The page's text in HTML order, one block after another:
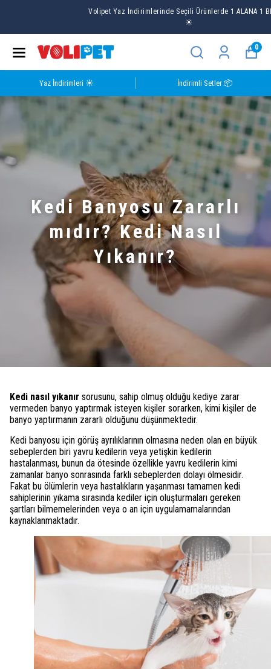
Volipet Yaz İndirimlerinde Seçili Ürünlerde 1 ALANA 1 BEDAVA
0
Yaz İndirimleri ☀️ İndirimli Setler 📦
Kedi Banyosu Zararlı
mıdır? Kedi Nasıl
Yıkanır?
Kedi nasıl yıkanır sorusunu, sahip olmuş olduğu kediye zarar
vermeden banyo yaptırmak isteyen kişiler sorarken, kimi kişiler de
banyo yaptırmanın zararlı olduğunu düşünmektedir.
Kedi banyosu için görüş ayrılıklarının olmasına neden olan en büyük
sebeplerden biri yavru kedilerin veya yetişkin kedilerin
hastalanması, bunun da ötesinde özellikle yavru kedilerin kimi
zamanlar banyo sonrasında farklı sebeplerden dolayı ölmesidir.
Fakat bu ölümlerin veya hastalıkların yaşanması tamamen kedi
sahiplerinin yıkama sırasında kediler için oluşturmaları gereken
şartları bilmemelerinden veya o an için uygulamamalarından
kaynaklanmaktadır.